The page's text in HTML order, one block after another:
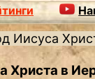
Иисуса
Христа в